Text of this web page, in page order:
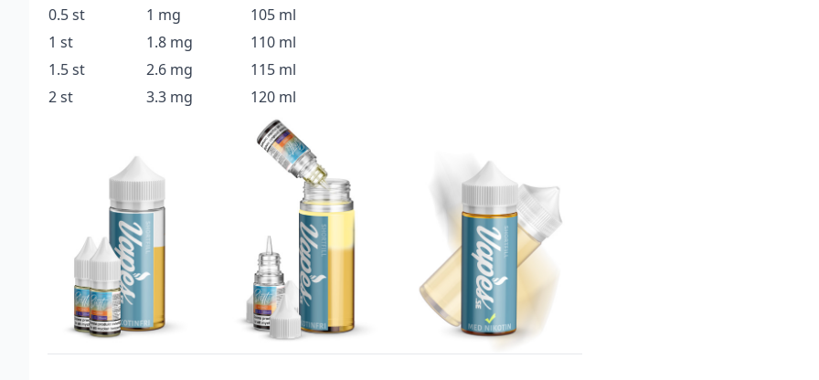
0.5 st
1 mg
105 ml
1 st
1.8 mg
110 ml
1.5 st
2.6 mg
115 ml
2 st
3.3 mg 120 ml
Blandning
50VG / 50PG
Flaskstorlek
120 ml
Smakprofil
Päron
Tillverkare
Tillverkningsland
United Kindom
Typ
Utrymme för
nikotinshots
20 ml (2 st)